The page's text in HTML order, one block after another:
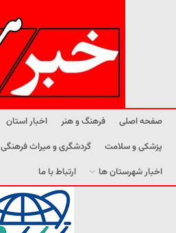
صفحه اصلی فرهنگ و هنر اخبار استان
پزشکی و سلامت
گردشگری و میراث فرهنگی
اخبار شهرستان ها
ارتباط با ما